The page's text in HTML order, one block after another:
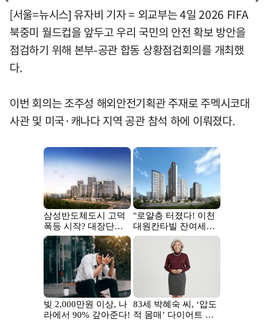
[서울=뉴시스] 유자비 기자 = 외교부는 4일 2026 FIFA
북중미 월드컵을 앞두고 우리 국민의 안전 확보 방안을
점검하기 위해 본부-공관 합동 상황점검회의를 개최했
다.
이번 회의는 조주성 해외안전기획관 주재로 주멕시코대
사관 및 미국·캐나다 지역 공관 참석 하에 이뤄졌다.